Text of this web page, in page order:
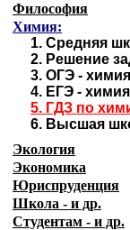
Философия
Химия:
1. Средняя
2. Решение
3. ОГЭ - химия
4. ЕГЭ - химия
5. ГДЗ по
6. Высшая
Экология
Экономика
Юриспруденция
Школа - и др.
Студентам - и др.